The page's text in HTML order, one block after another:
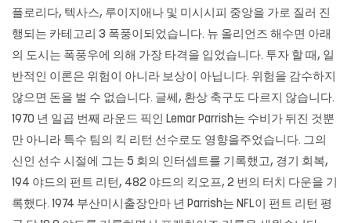
플로리다, 텍사스, 루이지애나 및 미시시피 중앙을 가로 질러 진
행되는 카테고리 3 폭풍이되었습니다. 뉴 올리언즈 해수면 아래
의 도시는 폭풍우에 의해 가장 타격을 입었습니다. 투자 할 때, 일
반적인 이론은 위험이 아니라 보상이 아닙니다. 위험을 감수하지
않으면 돈을 벌 수 없습니다. 글쎄, 환상 축구도 다르지 않습니다.
1970 년 일곱 번째 라운드 픽인 Lemar Parrish는 수비가 뒤진 것뿐
만 아니라 특수 팀의 킥 리턴 선수로도 영향을주었습니다. 그의
신인 선수 시절에 그는 5 회의 인터셉트를 기록했고, 경기 회복,
194 야드의 펀트 리턴, 482 야드의 킥오프, 2 번의 터치 다운을 기
록했다. 1974 부산미시출장안마 년 Parrish는 NFL이 펀트 리턴 평